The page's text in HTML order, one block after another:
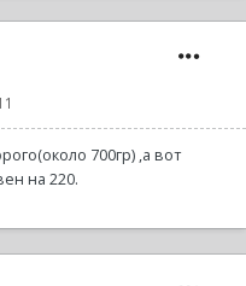
700гр) ,а вот
на 220.